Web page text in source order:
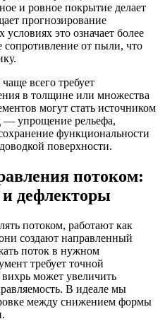
и ровное покрытие делает
прогнозирование
это означает более
от пыли, что
всего требует
в толщине или множества
могут стать источником
упрощение рельефа,
функциональности
поверхности.
потоком:
дефлекторы
потоком, работают как
создают направленный
поток в нужном
требует точной
может увеличить
В идеале мы
между снижением формы